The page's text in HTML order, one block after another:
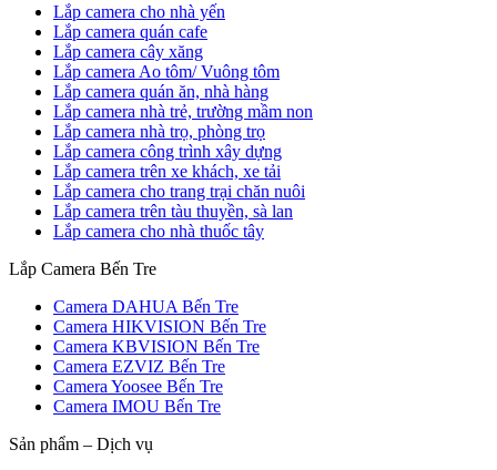
Lắp camera cho nhà yến
Lắp camera quán cafe
Lắp camera cây xăng
Lắp camera Ao tôm/ Vuông tôm
Lắp camera quán ăn, nhà hàng
Lắp camera nhà trẻ, trường mầm non
Lắp camera nhà trọ, phòng trọ
Lắp camera công trình xây dựng
Lắp camera trên xe khách, xe tải
Lắp camera cho trang trại chăn nuôi
Lắp camera trên tàu thuyền, sà lan
Lắp camera cho nhà thuốc tây
Lắp Camera Bến Tre
Camera DAHUA Bến Tre
Camera HIKVISION Bến Tre
Camera KBVISION Bến Tre
Camera EZVIZ Bến Tre
Camera Yoosee Bến Tre
Camera IMOU Bến Tre
Sản phẩm – Dịch vụ